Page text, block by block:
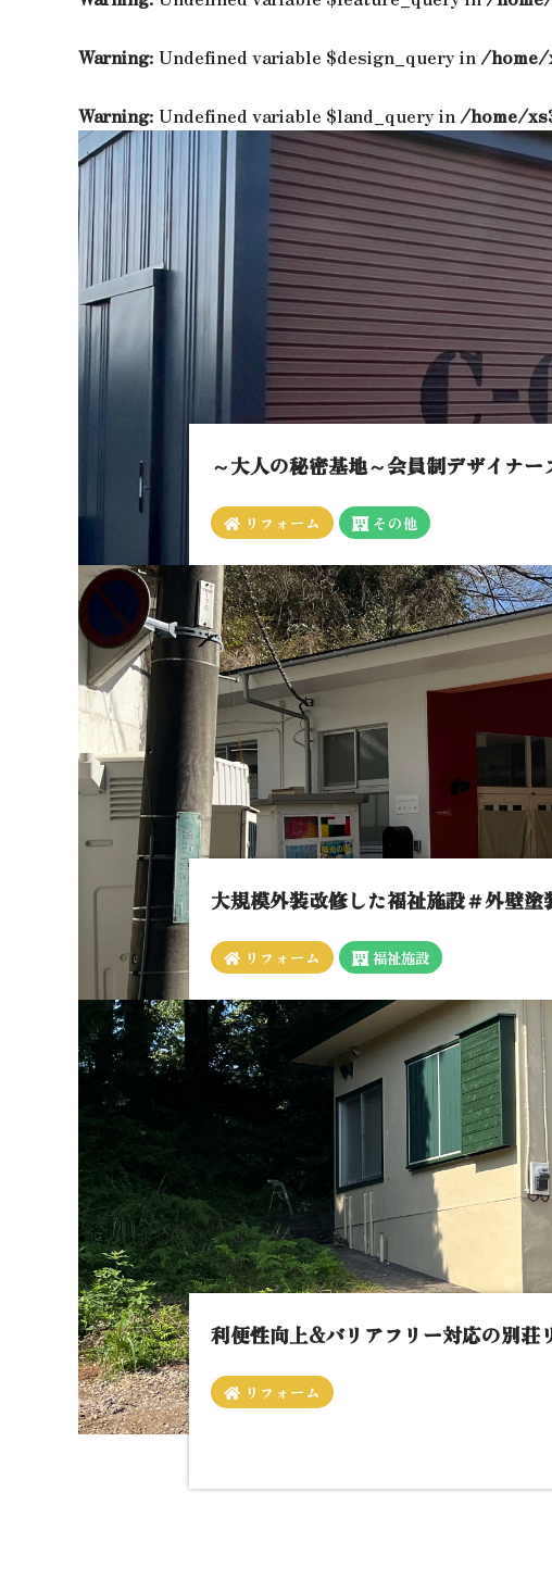
Warning: Undefined variable $design_query in /home/
Warning: Undefined variable $land_query in /home/
～大人の秘密基地～会員制デザイナ
リフォーム その他
大規模外装改修した福祉施設＃外壁
リフォーム 福祉施設
利便性向上&バリアフリー対応の別
リフォーム